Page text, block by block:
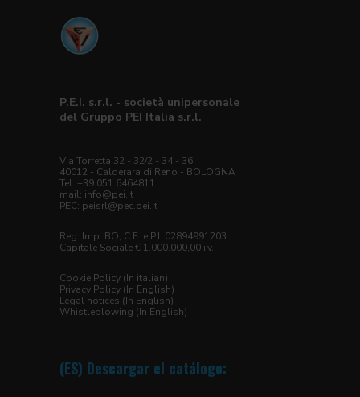
P.E.I. s.r.l. - società unipersonale
del Gruppo PEI Italia s.r.l.
Via Torretta 32 - 32/2 - 34 - 36
40012 - Calderara di Reno - BOLOGNA
Tel. +39 051 6464811
mail: info@pei.it
PEC: peisrl@pec.pei.it
Reg. Imp. BO, C.F. e P.I. 02894991203
Capitale Sociale € 1.000.000,00 i.v.
Cookie Policy (In italian)
Privacy Policy (In English)
Legal notices (In English)
Whistleblowing (In English)
(ES) Descargar el catálogo: